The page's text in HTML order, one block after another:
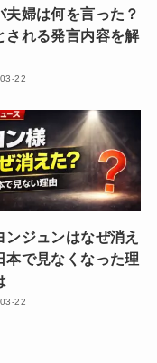
夫婦は何を言った？
される発言内容を解
22
ンジュンはなぜ消え
本で見なくなった理
22